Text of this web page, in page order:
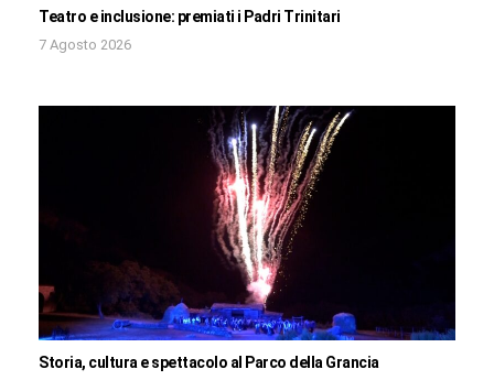
Teatro e inclusione: premiati i Padri Trinitari
7 Agosto 2026
Storia, cultura e spettacolo al Parco della Grancia